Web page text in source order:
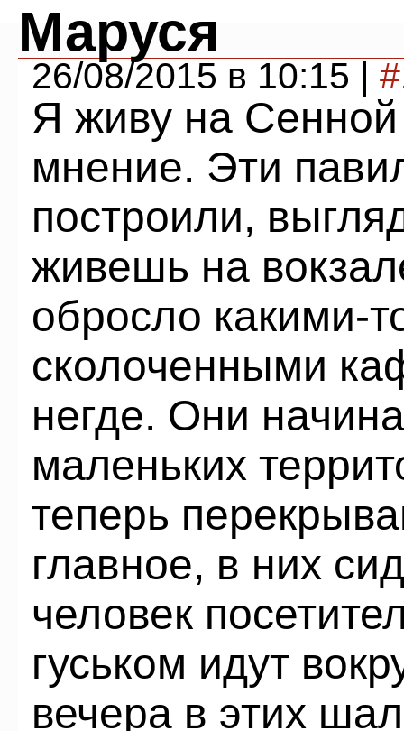
Маруся
26/08/2015 в 10:15 |
Я живу на
мнение. Эти
построили,
живешь на
обросло какими-
сколоченными
негде. Они
маленьких
теперь
главное, в них
человек
гуськом идут
вечера в этих